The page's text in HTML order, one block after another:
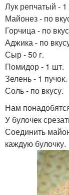
Лук репчатый -
Майонез - по
Горчица - по
Аджика - по
Сыр - 50 г.
Помидор - 1 шт.
Зелень - 1 пучок.
Соль - по вкусу.
Нам
У булочек
Соединить
каждую булочку.